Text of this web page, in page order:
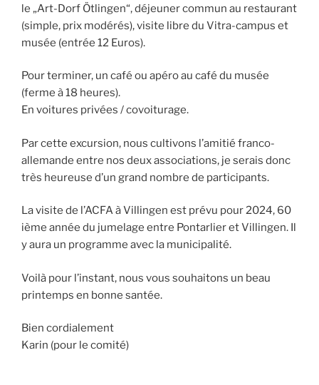
le „Art-Dorf Ötlingen“, déjeuner commun au restaurant
(simple, prix modérés), visite libre du Vitra-campus et
musée (entrée 12 Euros).
Pour terminer, un café ou apéro au café du musée
(ferme à 18 heures).
En voitures privées / covoiturage.
Par cette excursion, nous cultivons l’amitié franco-
allemande entre nos deux associations, je serais donc
très heureuse d’un grand nombre de participants.
La visite de l’ACFA à Villingen est prévu pour 2024, 60
ième année du jumelage entre Pontarlier et Villingen. Il
y aura un programme avec la municipalité.
Voilà pour l’instant, nous vous souhaitons un beau
printemps en bonne santée.
Bien cordialement
Karin (pour le comité)